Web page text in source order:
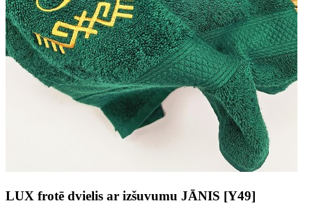
LUX frotē dvielis ar izšuvumu JĀNIS [Y49]